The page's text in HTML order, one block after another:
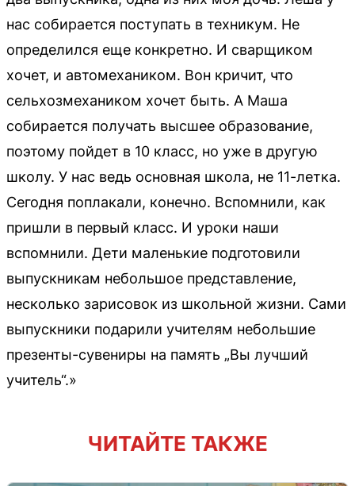
нас собирается поступать в техникум. Не
определился еще конкретно. И сварщиком
хочет, и автомехаником. Вон кричит, что
сельхозмехаником хочет быть. А Маша
собирается получать высшее образование,
поэтому пойдет в 10 класс, но уже в другую
школу. У нас ведь основная школа, не 11-летка.
Сегодня поплакали, конечно. Вспомнили, как
пришли в первый класс. И уроки наши
вспомнили. Дети маленькие подготовили
выпускникам небольшое представление,
несколько зарисовок из школьной жизни. Сами
выпускники подарили учителям небольшие
презенты-сувениры на память „Вы лучший
учитель“.»
ЧИТАЙТЕ ТАКЖЕ